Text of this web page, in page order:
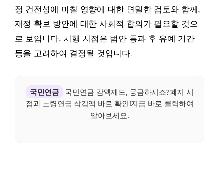
정 건전성에 미칠 영향에 대한 면밀한 검토와 함께,
재정 확보 방안에 대한 사회적 합의가 필요할 것으
로 보입니다. 시행 시점은 법안 통과 후 유예 기간
등을 고려하여 결정될 것입니다.
국민연금
국민연금 감액제도, 궁금하시죠?폐지 시
점과 노령연금 삭감액 바로 확인!지금 바로 클릭하여
알아보세요.